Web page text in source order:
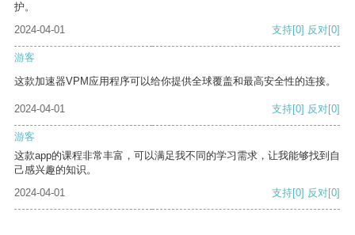
护。
2024-04-01
支持[0] 反对[0]
游客
这款加速器VPM应用程序可以给你提供全球覆盖和最高安全性的连接。
2024-04-01 支持[0] 反对[0]
游客
这款app的课程非常丰富，可以满足我不同的学习需求，让我能够找到自
己感兴趣的知识。
2024-04-01
支持[0] 反对[0]